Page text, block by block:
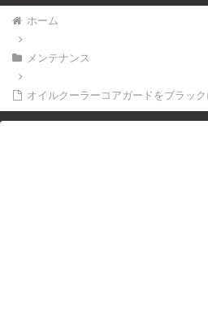
ホーム
メンテナンス
オイルクーラーコアガードをブラッ